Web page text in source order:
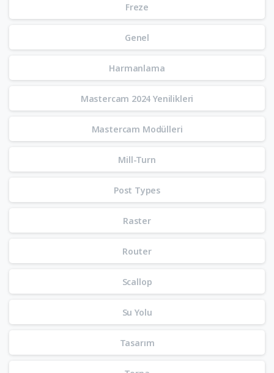
Freze
Genel
Harmanlama
Mastercam 2024 Yenilikleri
Mastercam Modülleri
Mill-Turn
Post Types
Raster
Router
Scallop
Su Yolu
Tasarım